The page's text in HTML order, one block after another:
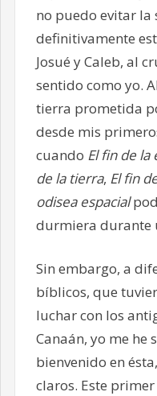
no puedo evitar la
definitivamente
Josué y Caleb, al
sentido como yo.
tierra prometida
desde mis
cuando El fin de la
de la tierra, El fin
odisea espacial
durmiera durante
Sin embargo, a
bíblicos, que
luchar con los
Canaán, yo me he
bienvenido en
claros. Este